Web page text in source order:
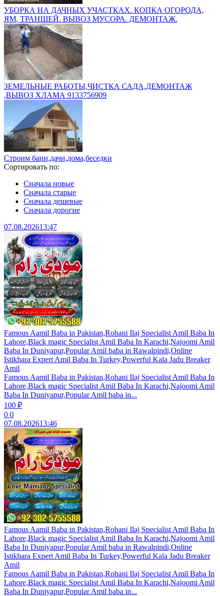
УБОРКА НА ДАЧНЫХ УЧАСТКАХ. КОПКА ОГОРОДА,
ЯМ, ТРАНШЕЙ. ВЫВОЗ МУСОРА. ДЕМОНТАЖ.
ЗЕМЕЛЬНЫЕ РАБОТЫ,ЧИСТКА САДА,ДЕМОНТАЖ
,ВЫВОЗ ХЛАМА 9133756909
Строим бани,дачи,дома,беседки
Сортировать по:
Сначала новые
Сначала старые
Сначала дешевые
Сначала дорогие
07.08.202613:47
Famous Aamil Baba in Pakistan,Rohani Ilaj Specialist Amil Baba In
Lahore,Black magic Specialist Amil Baba In Karachi,Najoomi Amil
Baba In Duniyapur,Popular Amil baba in Rawalpindi,Online
Istikhara Expert Amil Baba In Turkey,Powerful Kala Jadu Breaker
Amil
Famous Aamil Baba in Pakistan,Rohani Ilaj Specialist Amil Baba In
Lahore,Black magic Specialist Amil Baba In Karachi,Najoomi Amil
Baba In Duniyapur,Popular Amil baba in...
100 ₽
0 0
07.08.202613:46
Famous Aamil Baba in Pakistan,Rohani Ilaj Specialist Amil Baba In
Lahore,Black magic Specialist Amil Baba In Karachi,Najoomi Amil
Baba In Duniyapur,Popular Amil baba in Rawalpindi,Online
Istikhara Expert Amil Baba In Turkey,Powerful Kala Jadu Breaker
Amil
Famous Aamil Baba in Pakistan,Rohani Ilaj Specialist Amil Baba In
Lahore,Black magic Specialist Amil Baba In Karachi,Najoomi Amil
Baba In Duniyapur,Popular Amil baba in...